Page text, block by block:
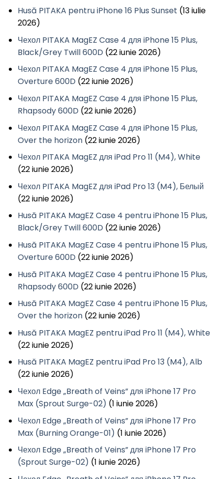
Husă PITAKA pentru iPhone 16 Plus Sunset (13 iulie
2026)
Чехол PITAKA MagEZ Case 4 для iPhone 15 Plus,
Black/Grey Twill 600D (22 iunie 2026)
Чехол PITAKA MagEZ Case 4 для iPhone 15 Plus,
Overture 600D (22 iunie 2026)
Чехол PITAKA MagEZ Case 4 для iPhone 15 Plus,
Rhapsody 600D (22 iunie 2026)
Чехол PITAKA MagEZ Case 4 для iPhone 15 Plus,
Over the horizon (22 iunie 2026)
Чехол PITAKA MagEZ для iPad Pro 11 (M4), White
(22 iunie 2026)
Чехол PITAKA MagEZ для iPad Pro 13 (M4), Белый
(22 iunie 2026)
Husă PITAKA MagEZ Case 4 pentru iPhone 15 Plus,
Black/Grey Twill 600D (22 iunie 2026)
Husă PITAKA MagEZ Case 4 pentru iPhone 15 Plus,
Overture 600D (22 iunie 2026)
Husă PITAKA MagEZ Case 4 pentru iPhone 15 Plus,
Rhapsody 600D (22 iunie 2026)
Husă PITAKA MagEZ Case 4 pentru iPhone 15 Plus,
Over the horizon (22 iunie 2026)
Husă PITAKA MagEZ pentru iPad Pro 11 (M4), White
(22 iunie 2026)
Husă PITAKA MagEZ pentru iPad Pro 13 (M4), Alb
(22 iunie 2026)
Чехол Edge „Breath of Veins” для iPhone 17 Pro
Max (Sprout Surge-02) (1 iunie 2026)
Чехол Edge „Breath of Veins” для iPhone 17 Pro
Max (Burning Orange-01) (1 iunie 2026)
Чехол Edge „Breath of Veins” для iPhone 17 Pro
(Sprout Surge-02) (1 iunie 2026)